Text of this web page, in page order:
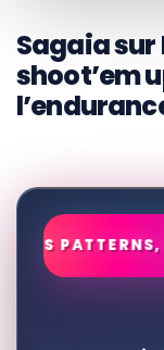
Sagaia sur
shoot’em